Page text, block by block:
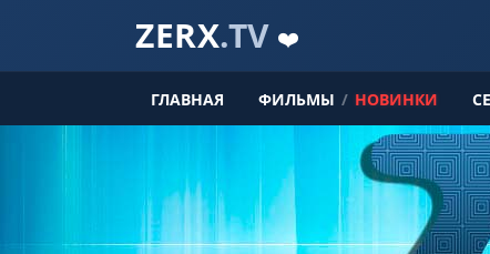
ZERX.TV ❤️
ГЛАВНАЯ ФИЛЬМЫ / НОВИНКИ